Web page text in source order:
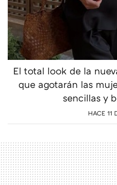
El total look de la
que agotarán las
sencillas y
HACE 11